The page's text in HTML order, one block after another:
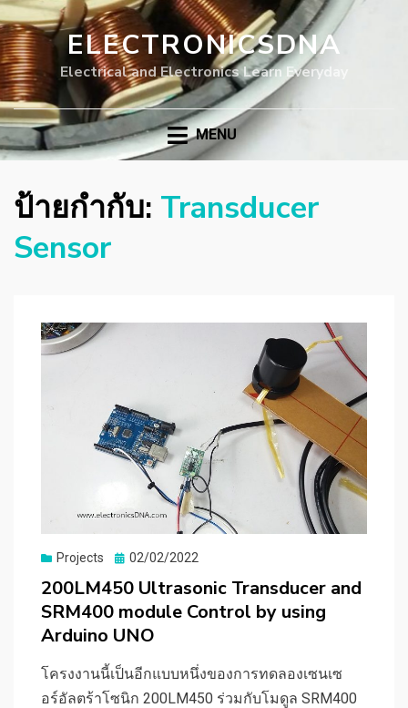
ELECTRONICSDNA
Electrical and Electronics Learn Everyday
MENU
ป้ายกำกับ: Transducer
Sensor
Projects
Posted
02/02/2022
200LM450 Ultrasonic Transducer and
SRM400 module Control by using
Arduino UNO
โครงงานนี้เป็นอีกแบบหนึ่งของการทดลองเซนเซ
อร์อัลตร้าโซนิก 200LM450 ร่วมกับโมดูล SRM400